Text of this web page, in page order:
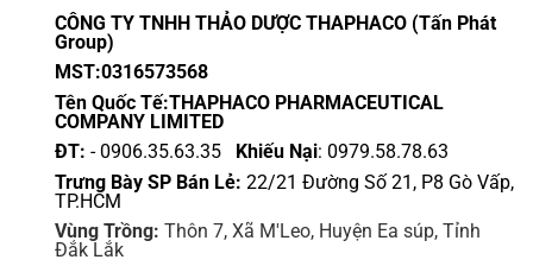
thể
được
chọn
trang
phẩm
thể
được
trang
phẩm
CÔNG TY TNHH THẢO DƯỢC THAPHACO (Tấn Phát
Group)
MST:0316573568
Tên Quốc Tế:THAPHACO PHARMACEUTICAL
COMPANY LIMITED
ĐT: - 0906.35.63.35 Khiếu Nại: 0979.58.78.63
Trưng Bày SP Bán Lẻ: 22/21 Đường Số 21, P8 Gò Vấp,
TP.HCM
Vùng Trồng: Thôn 7, Xã M'Leo, Huyện Ea súp, Tỉnh
Đắk Lắk